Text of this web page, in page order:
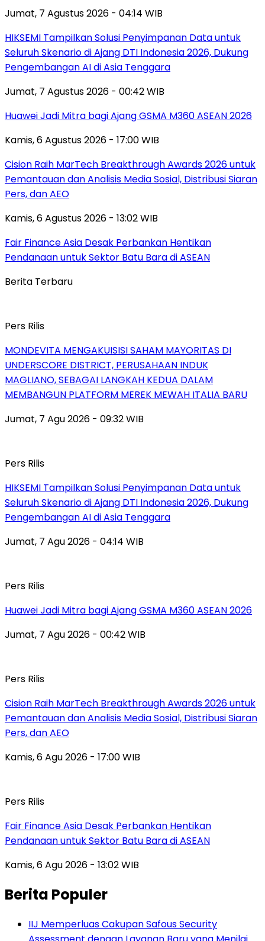
Jumat, 7 Agustus 2026 - 04:14 WIB
HIKSEMI Tampilkan Solusi Penyimpanan Data untuk
Seluruh Skenario di Ajang DTI Indonesia 2026, Dukung
Pengembangan AI di Asia Tenggara
Jumat, 7 Agustus 2026 - 00:42 WIB
Huawei Jadi Mitra bagi Ajang GSMA M360 ASEAN 2026
Kamis, 6 Agustus 2026 - 17:00 WIB
Cision Raih MarTech Breakthrough Awards 2026 untuk
Pemantauan dan Analisis Media Sosial, Distribusi Siaran
Pers, dan AEO
Kamis, 6 Agustus 2026 - 13:02 WIB
Fair Finance Asia Desak Perbankan Hentikan
Pendanaan untuk Sektor Batu Bara di ASEAN
Berita Terbaru
Pers Rilis
MONDEVITA MENGAKUISISI SAHAM MAYORITAS DI
UNDERSCORE DISTRICT, PERUSAHAAN INDUK
MAGLIANO, SEBAGAI LANGKAH KEDUA DALAM
MEMBANGUN PLATFORM MEREK MEWAH ITALIA BARU
Jumat, 7 Agu 2026 - 09:32 WIB
Pers Rilis
HIKSEMI Tampilkan Solusi Penyimpanan Data untuk
Seluruh Skenario di Ajang DTI Indonesia 2026, Dukung
Pengembangan AI di Asia Tenggara
Jumat, 7 Agu 2026 - 04:14 WIB
Pers Rilis
Huawei Jadi Mitra bagi Ajang GSMA M360 ASEAN 2026
Jumat, 7 Agu 2026 - 00:42 WIB
Pers Rilis
Cision Raih MarTech Breakthrough Awards 2026 untuk
Pemantauan dan Analisis Media Sosial, Distribusi Siaran
Pers, dan AEO
Kamis, 6 Agu 2026 - 17:00 WIB
Pers Rilis
Fair Finance Asia Desak Perbankan Hentikan
Pendanaan untuk Sektor Batu Bara di ASEAN
Kamis, 6 Agu 2026 - 13:02 WIB
Berita Populer
IIJ Memperluas Cakupan Safous Security